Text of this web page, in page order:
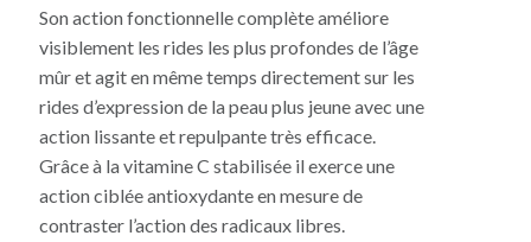
Son action fonctionnelle complète améliore
visiblement les rides les plus profondes de l’âge
mûr et agit en même temps directement sur les
rides d’expression de la peau plus jeune avec une
action lissante et repulpante très efficace.
Grâce à la vitamine C stabilisée il exerce une
action ciblée antioxydante en mesure de
contraster l’action des radicaux libres.